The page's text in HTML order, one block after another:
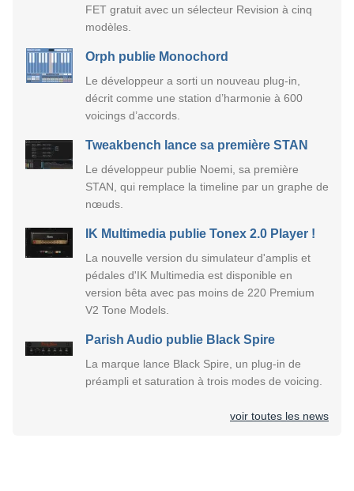
FET gratuit avec un sélecteur Revision à cinq
modèles.
Orph publie Monochord
Le développeur a sorti un nouveau plug-in,
décrit comme une station d’harmonie à 600
voicings d’accords.
Tweakbench lance sa première STAN
Le développeur publie Noemi, sa première
STAN, qui remplace la timeline par un graphe de
nœuds.
IK Multimedia publie Tonex 2.0 Player !
La nouvelle version du simulateur d'amplis et
pédales d'IK Multimedia est disponible en
version bêta avec pas moins de 220 Premium
V2 Tone Models.
Parish Audio publie Black Spire
La marque lance Black Spire, un plug-in de
préampli et saturation à trois modes de voicing.
voir toutes les news